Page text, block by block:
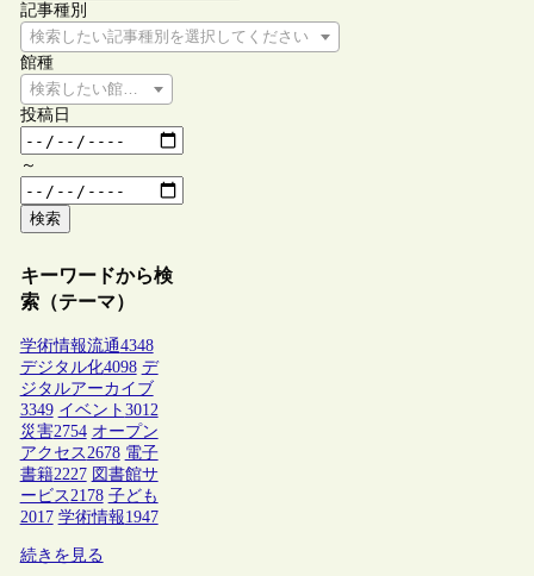
記事種別
検索したい記事種別を選択してください
館種
検索したい館種を選択してください
投稿日
～
検索
キーワードから検
索（テーマ）
学術情報流通4348
デジタル化4098 デ
ジタルアーカイブ
3349 イベント 3012
災害2754 オープン
アクセス 2678 電子
書籍2227 図書館サ
ービス 2178 子ども
2017 学術情報1947
続きを見る